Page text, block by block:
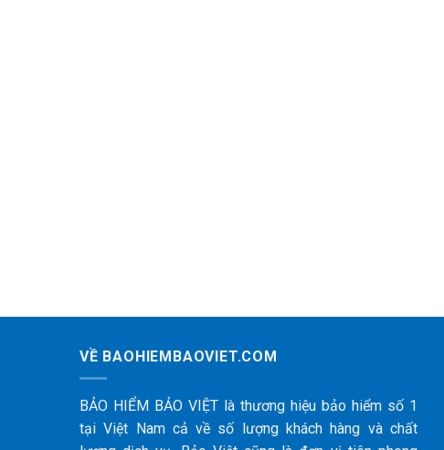
VỀ BAOHIEMBAOVIET.COM
BẢO HIỂM BẢO VIỆT là thương hiệu bảo hiểm số 1
tại Việt Nam cả về số lượng khách hàng và chất